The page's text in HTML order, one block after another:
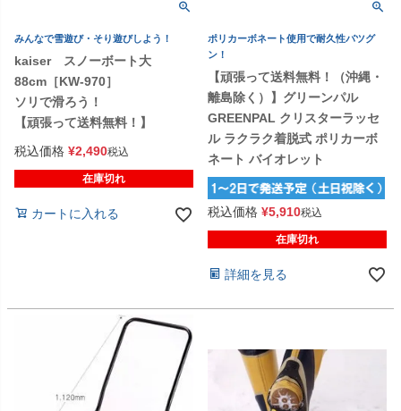
みんなで雪遊び・そり遊びしよう！
kaiser スノーボート大
88cm［KW-970］
ソリで滑ろう！
【頑張って送料無料！】
税込価格 ¥2,490税込
在庫切れ
カートに入れる
ポリカーボネート使用で耐久性バツグ
ン！
【頑張って送料無料！（沖縄・
離島除く）】グリーンパル
GREENPAL クリスターラッセ
ル ラクラク着脱式 ポリカーボ
ネート バイオレット
税込価格 ¥5,910税込
在庫切れ
詳細を見る